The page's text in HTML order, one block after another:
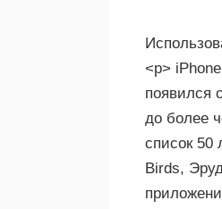
<р>
появился
до более
список 50
Birds,